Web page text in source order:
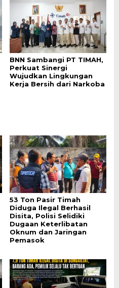
BNN Sambangi PT TIMAH,
Perkuat Sinergi
Wujudkan Lingkungan
Kerja Bersih dari Narkoba
53 Ton Pasir Timah
Diduga Ilegal Berhasil
Disita, Polisi Selidiki
Dugaan Keterlibatan
Oknum dan Jaringan
Pemasok